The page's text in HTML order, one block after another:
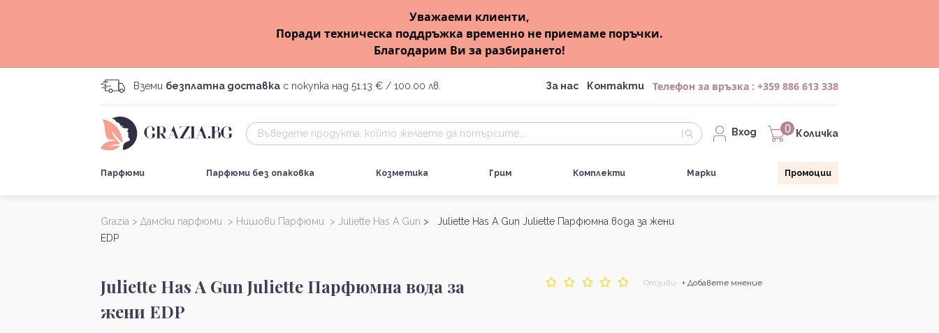
Уважаеми клиенти,
Поради техническа поддръжка временно не приемаме поръчки.
Благодарим Ви за разбирането!
Вземи безплатна доставка с покупка над 51.13 € / 100.00 лв. За нас Контакти Телефон за връзка : +359 886 613 338
Вход 0 Количка
Парфюми Парфюми без опаковка Козметика Грим Комплекти Марки Промоции
Grazia > Дамски парфюми > Нишови Парфюми > Juliette Has A Gun > Juliette Has A Gun Juliette Парфюмна вода за жени
EDP
Juliette Has A Gun Juliette Парфюмна вода за
жени EDP
Отзиви + Добавете мнение